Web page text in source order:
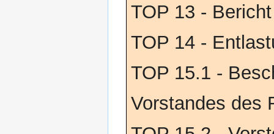
TOP 13 -
TOP 14 -
TOP 15.1 -
Vorstandes des